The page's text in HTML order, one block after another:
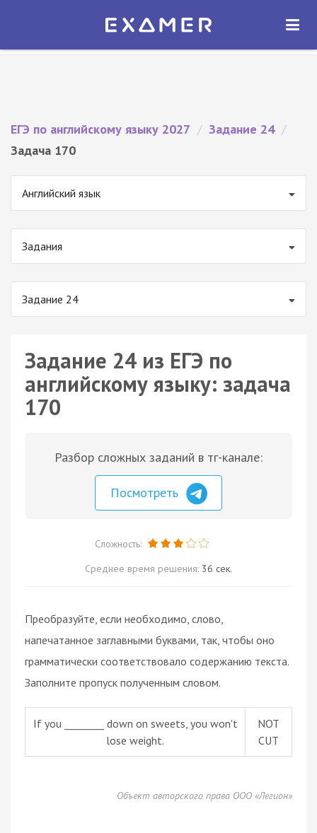
Экзамер — ЕГЭ 2027
ОТКРЫТЬ
ЕГЭ по английскому языку 2027 / Задание 24 /
Задача 170
Английский язык
Задания
Задание 24
Задание 24 из ЕГЭ по
английскому языку: задача
170
Разбор сложных заданий в тг-канале:
Посмотреть
Сложность:
Среднее время решения: 36 сек.
Преобразуйте, если необходимо, слово,
напечатанное заглавными буквами, так, чтобы оно
грамматически соответствовало содержанию текста.
Заполните пропуск полученным словом.
If you ________ down on sweets, you won't
lose weight.
NOT
CUT
Объект авторского права ООО «Легион»